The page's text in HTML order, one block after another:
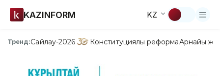
KAZINFORM KZ
Тренд:Сайлау-2026 Конституциялық реформаАрнайы